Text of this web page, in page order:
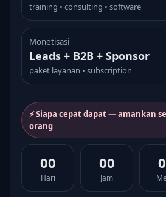
training • consulting • software
Monetisasi
Leads + B2B + Sponsor
paket layanan • subscription
⚡ Siapa cepat dapat — amankan
orang
00
Hari
00
Jam